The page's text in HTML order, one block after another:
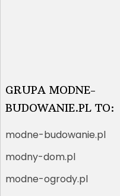
GRUPA MODNE-
BUDOWANIE.PL TO:
modne-budowanie.pl
modny-dom.pl
modne-ogrody.pl